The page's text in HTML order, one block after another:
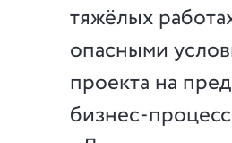
тяжёлых
опасными
проекта на
бизнес-